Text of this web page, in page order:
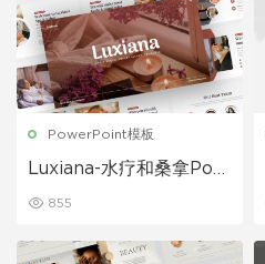
PowerPoint模板
Luxiana-水疗和桑拿Pow
855